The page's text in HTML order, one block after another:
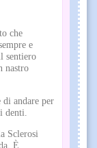
che
e
sentiero
nastro
di andare per
denti.
Sclerosi
È